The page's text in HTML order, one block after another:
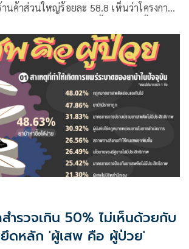
นค้าส่วนใหญ่ร้อยละ 58.8 เห็นว่าโครงการ
ำรวจเกิน 50% ไม่เห็นด้วยกับ
ดหลัก 'ผู้เสพ คือ ผู้ป่วย'